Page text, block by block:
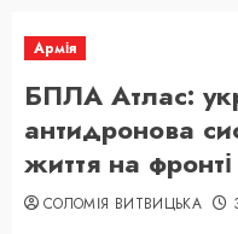
Армія
БПЛА Атлас:
антидронова
життя на фронті
СОЛОМІЯ ВИТВИЦЬКА